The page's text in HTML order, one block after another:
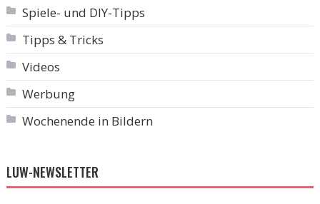
Spiele- und DIY-Tipps
Tipps & Tricks
Videos
Werbung
Wochenende in Bildern
LUW-NEWSLETTER